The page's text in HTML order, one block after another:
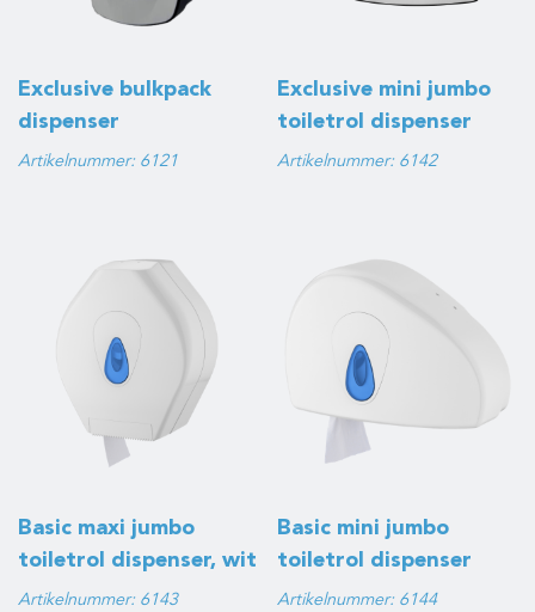
Exclusive bulkpack
dispenser
Artikelnummer: 6121
Exclusive mini jumbo
toiletrol dispenser
Artikelnummer: 6142
Basic maxi jumbo
toiletrol dispenser, wit
Artikelnummer: 6143
Basic mini jumbo
toiletrol dispenser
met restrol, wit
Artikelnummer: 6144